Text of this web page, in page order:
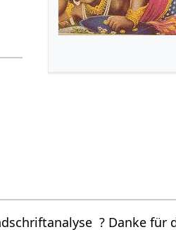
? Danke für